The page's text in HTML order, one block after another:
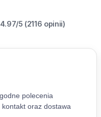
4.97/5 (2116 opinii)